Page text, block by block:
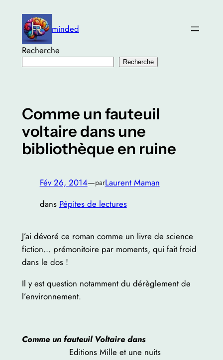
contenu
minded
Recherche
Recherche
Comme un fauteuil
voltaire dans une
bibliothèque en ruine
Fév 26, 2014—parLaurent Maman
dans Pépites de lectures
J’ai dévoré ce roman comme un livre de science
fiction… prémonitoire par moments, qui fait froid
dans le dos !
Il y est question notamment du dérèglement de
l’environnement.
Comme un fauteuil Voltaire dans
Editions Mille et une nuits